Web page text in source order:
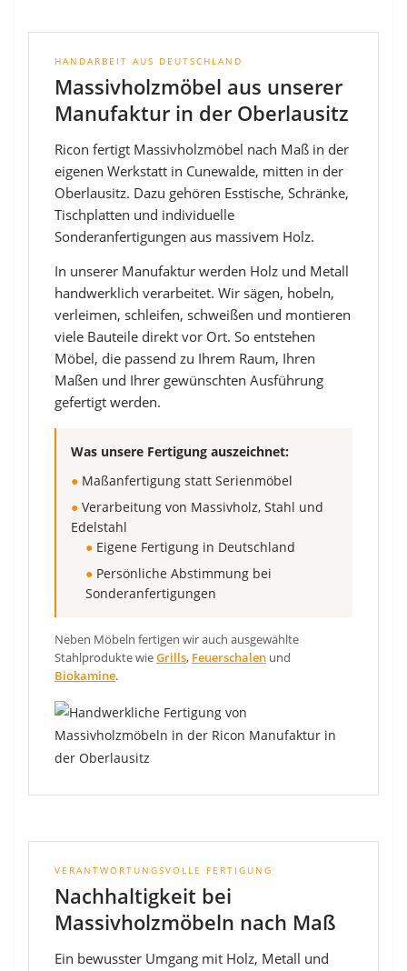
HANDARBEIT AUS DEUTSCHLAND
Massivholzmöbel aus unserer
Manufaktur in der Oberlausitz
Ricon fertigt Massivholzmöbel nach Maß in der
eigenen Werkstatt in Cunewalde, mitten in der
Oberlausitz. Dazu gehören Esstische, Schränke,
Tischplatten und individuelle
Sonderanfertigungen aus massivem Holz.
In unserer Manufaktur werden Holz und Metall
handwerklich verarbeitet. Wir sägen, hobeln,
verleimen, schleifen, schweißen und montieren
viele Bauteile direkt vor Ort. So entstehen
Möbel, die passend zu Ihrem Raum, Ihren
Maßen und Ihrer gewünschten Ausführung
gefertigt werden.
Was unsere Fertigung auszeichnet:
● Maßanfertigung statt Serienmöbel
● Verarbeitung von Massivholz, Stahl und
Edelstahl
● Eigene Fertigung in Deutschland
● Persönliche Abstimmung bei
Sonderanfertigungen
Neben Möbeln fertigen wir auch ausgewählte
Stahlprodukte wieGrills, Feuerschalen und
Biokamine.
VERANTWORTUNGSVOLLE FERTIGUNG
Nachhaltigkeit bei
Massivholzmöbeln nach Maß
Ein bewusster Umgang mit Holz, Metall und